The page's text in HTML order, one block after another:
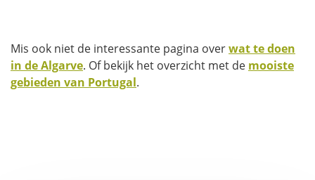
Mis ook niet de interessante pagina overwat te doen
in de Algarve. Of bekijk het overzicht met de mooiste
gebieden van Portugal.